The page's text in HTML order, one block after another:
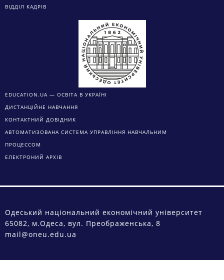
EDUCATION.UA — ОСВІТА В УКРАЇНІ
КОНТАКТНИЙ ДОВІДНИК
АВТОМАТИЗОВАНА СИСТЕМА УПРАВЛІННЯ НАВЧАЛЬНИМ
ЕЛЕКТРОНИЙ АРХІВ
65082, м.Одеса, вул. Преображенська, 8
mail@oneu.edu.ua